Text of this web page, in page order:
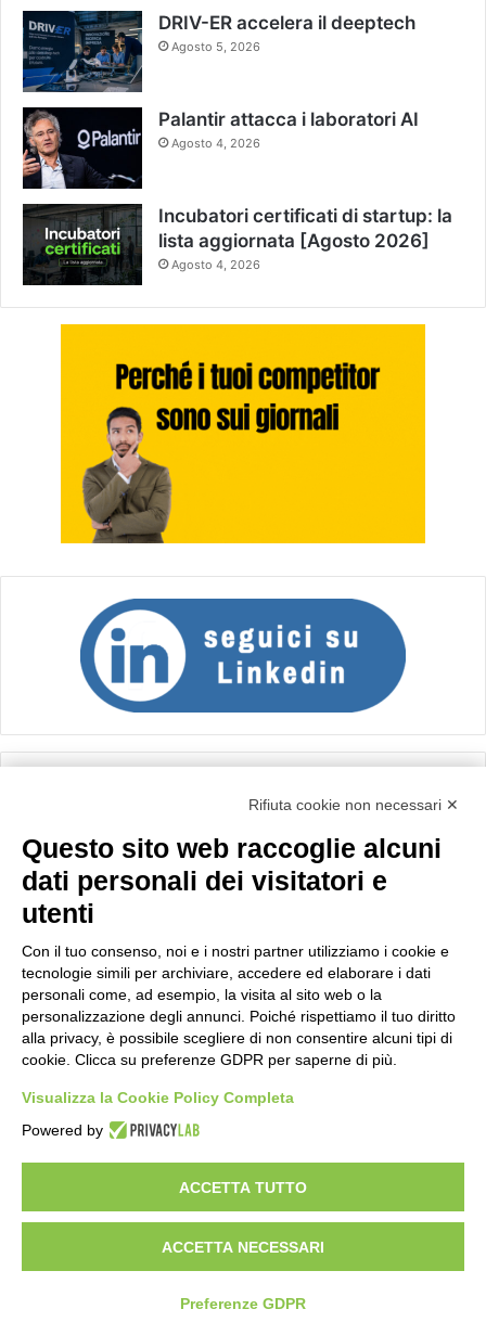
DRIV-ER accelera il deeptech
Agosto 5, 2026
Palantir attacca i laboratori AI
Agosto 4, 2026
Incubatori certificati di startup: la
lista aggiornata [Agosto 2026]
Agosto 4, 2026
Importo netto (€):
Calcola
Scorporo IVA
Importo lordo (€):
Rifiuta cookie non necessari ✕
Questo sito web raccoglie alcuni
dati personali dei visitatori e
utenti
Con il tuo consenso, noi e i nostri partner utilizziamo i cookie e
tecnologie simili per archiviare, accedere ed elaborare i dati
personali come, ad esempio, la visita al sito web o la
personalizzazione degli annunci. Poiché rispettiamo il tuo diritto
alla privacy, è possibile scegliere di non consentire alcuni tipi di
cookie. Clicca su preferenze GDPR per saperne di più.
Visualizza la Cookie Policy Completa
Powered by
ACCETTA TUTTO
ACCETTA NECESSARI
Preferenze GDPR